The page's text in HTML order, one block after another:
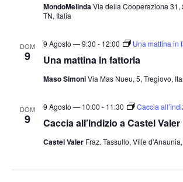
MondoMelindaVia della Cooperazione 31,
TN, Italia
DOM
9 Una mattina in fattoria
9 Agosto — 9:30 - 12:00 Una mattina in
Maso SimoniVia Mas Nueu, 5, Tregiovo,
DOM
9 Caccia all’indizio a Castel Valer
9 Agosto — 10:00 - 11:30 Caccia
Castel Valer Fraz. Tassullo, Ville